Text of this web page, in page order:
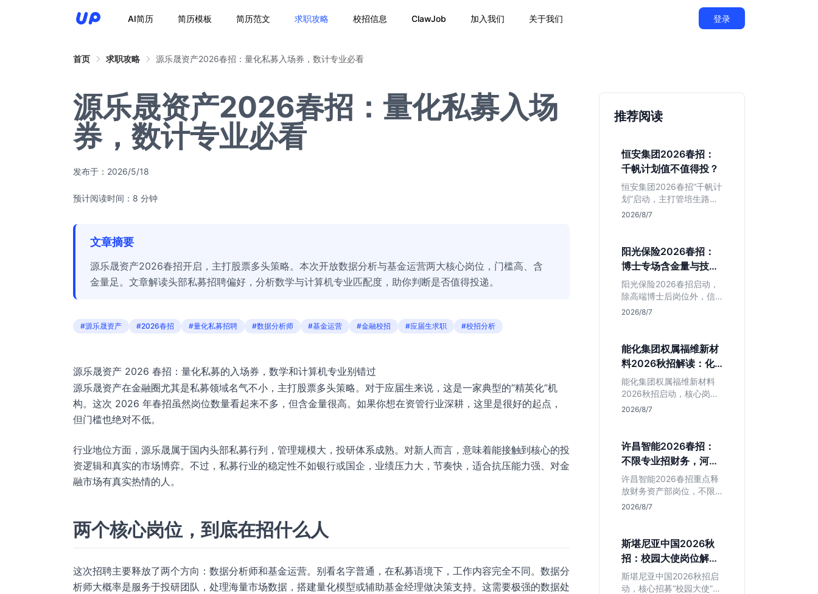
AI简历 简历模板 简历范文 求职攻略 校招信息 ClawJob 加入我们 关于我们 登录
首页 求职攻略 源乐晟资产2026春招：量化私募入场券，数计专业必看
源乐晟资产2026春招：量化私募入场
券，数计专业必看
发布于： 2026/5/18
预计阅读时间：8 分钟
文章摘要
源乐晟资产2026春招开启，主打股票多头策略。本次开放数据分析与基金运营两大核心岗位，门槛高、含
金量足。文章解读头部私募招聘偏好，分析数学与计算机专业匹配度，助你判断是否值得投递。
#源乐晟资产 #2026春招 #量化私募招聘 #数据分析师 #基金运营 #金融校招 #应届生求职 #校招分析
源乐晟资产 2026 春招：量化私募的入场券，数学和计算机专业别错过
源乐晟资产在金融圈尤其是私募领域名气不小，主打股票多头策略。对于应届生来说，这是一家典型的“精英化”机
构。这次 2026 年春招虽然岗位数量看起来不多，但含金量很高。如果你想在资管行业深耕，这里是很好的起点，
但门槛也绝对不低。
行业地位方面，源乐晟属于国内头部私募行列，管理规模大，投研体系成熟。对新人而言，意味着能接触到核心的投
资逻辑和真实的市场博弈。不过，私募行业的稳定性不如银行或国企，业绩压力大，节奏快，适合抗压能力强、对金
融市场有真实热情的人。
两个核心岗位，到底在招什么人
这次招聘主要释放了两个方向：数据分析师和基金运营。别看名字普通，在私募语境下，工作内容完全不同。数据分
析师大概率是服务于投研团队，处理海量市场数据，搭建量化模型或辅助基金经理做决策支持。这需要极强的数据处
推荐阅读
恒安集团2026春招：
千帆计划值不值得投？
恒安集团2026春招“千帆计
划”启动，主打管培生路
线。本文解析老牌快消巨
限，帮你判断是否值得投
递。
2026/8/7
阳光保险2026春招：
博士专场含金量与技术
岗捡漏指南
阳光保险2026春招启动，
除高端博士后岗位外，信
息技术部释放大量Java、
技术岗需求与投递价值，
助你快速判断是否值得
投。
2026/8/7
能化集团权属福维新材
料2026秋招解读：化
工材料生必看
能化集团权属福维新材料
2026秋招启动，核心岗位
集中在福建永安。本文解
点限制，助理工科生判断
是否值得投递。
2026/8/7
许昌智能2026春招：
不限专业招财务，河南
本地生值得冲吗？
许昌智能2026春招重点释
放财务资产部岗位，不限
专业。作为河南本地老牌
在本地积累工业场景经验
的应届生。
2026/8/7
斯堪尼亚中国2026秋
招：校园大使岗位解读
与投递指南
斯堪尼亚中国2026秋招启
动，核心招募“校园大使”而